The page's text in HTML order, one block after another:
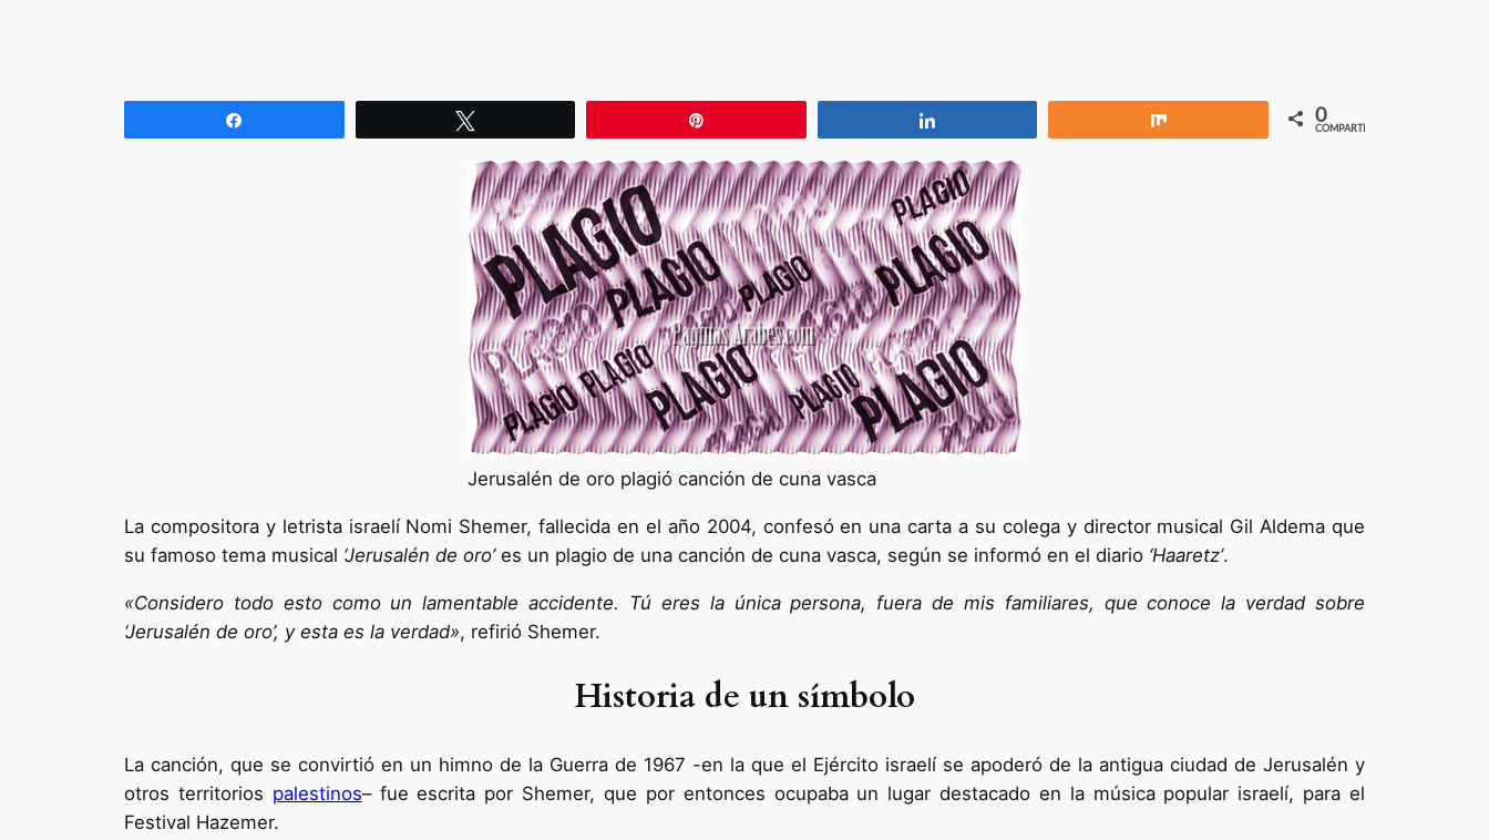
0
COMPARTIR
Jerusalén de oro plagió canción de cuna vasca
La compositora y letrista israelí Nomi Shemer, fallecida en el año 2004, confesó en una carta a su colega y director musical Gil Aldema que
su famoso tema musical ‘Jerusalén de oro’es un plagio de una canción de cuna vasca, según se informó en el diario ‘Haaretz’.
«Considero todo esto como un lamentable accidente. Tú eres la única persona, fuera de mis familiares, que conoce la verdad sobre
‘Jerusalén de oro’, y esta es la verdad», refirió Shemer.
Historia de un símbolo
La canción, que se convirtió en un himno de la Guerra de 1967 -en la que el Ejército israelí se apoderó de la antigua ciudad de Jerusalén y
otros territorios palestinos– fue escrita por Shemer, que por entonces ocupaba un lugar destacado en la música popular israelí, para el
Festival Hazemer.